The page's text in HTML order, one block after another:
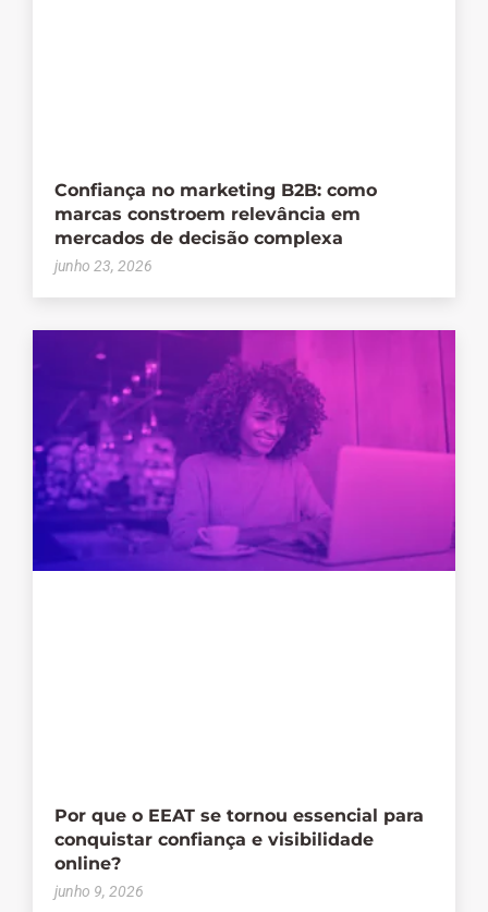
Confiança no marketing B2B: como
marcas constroem relevância em
mercados de decisão complexa
junho 23, 2026
Por que o EEAT se tornou essencial para
conquistar confiança e visibilidade
online?
junho 9, 2026